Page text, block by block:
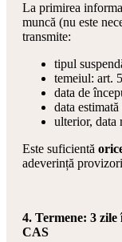
La primirea
muncă (nu este
transmite:
tipul
temeiul: art.
data de
data
ulterior, data
Este suficientă
adeverință
4. Termene: 3
CAS